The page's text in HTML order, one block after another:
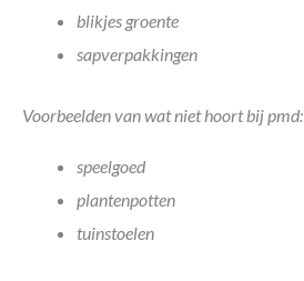
blikjes groente
sapverpakkingen
Voorbeelden van wat niet hoort bij pmd:
speelgoed
plantenpotten
tuinstoelen